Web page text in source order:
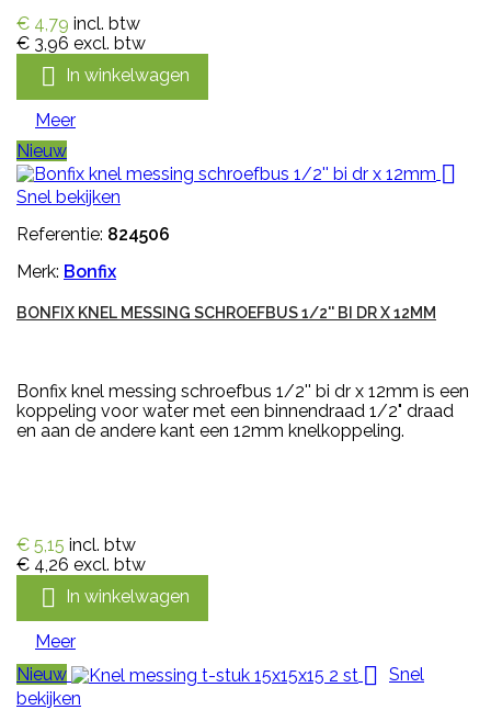
€ 4,79 incl. btw
€ 3,96 excl. btw
 In winkelwagen
Meer
Nieuw

Snel bekijken
Referentie: 824506
Merk: Bonfix
BONFIX KNEL MESSING SCHROEFBUS 1/2'' BI DR X 12MM
Bonfix knel messing schroefbus 1/2'' bi dr x 12mm is een
koppeling voor water met een binnendraad 1/2" draad
en aan de andere kant een 12mm knelkoppeling.
€ 5,15 incl. btw
€ 4,26 excl. btw
 In winkelwagen
Meer
Nieuw
 Snel
bekijken